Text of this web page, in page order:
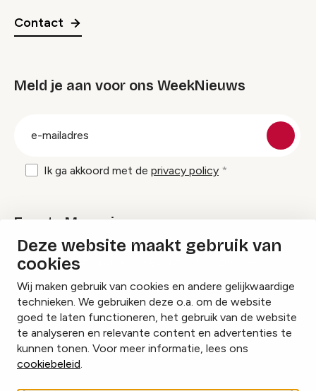
Deze website maakt gebruik van
cookies
Wij maken gebruik van cookies en andere gelijkwaardige
technieken. We gebruiken deze o.a. om de website
goed te laten functioneren, het gebruik van de website
te analyseren en relevante content en advertenties te
kunnen tonen. Voor meer informatie, lees ons
cookiebeleid.
Contact
Meld je aan voor ons WeekNieuws
Ik ga akkoord met de privacy policy
Events Magazine
Ik ontvang graag Events Magazine
InstagramFacebookLinkedIn
Cookies beheren